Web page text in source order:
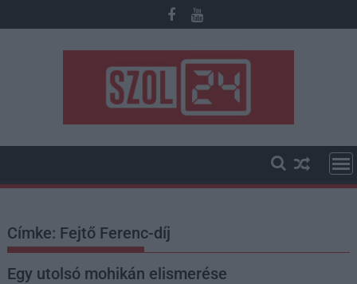
to
Címke: Fejtő Ferenc-díj
Egy utolsó mohikán elismerése